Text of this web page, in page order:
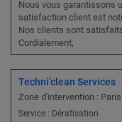
Nous vous garantissons
satisfaction client est
Nos clients sont
Cordialement,
Techni’clean Services
Zone d'intervention :
Service : Dératisation